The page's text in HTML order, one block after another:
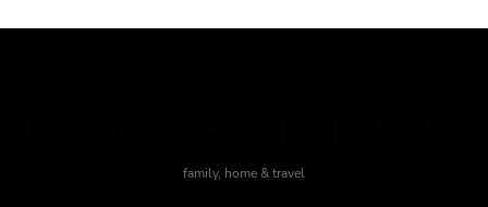
family, home & travel